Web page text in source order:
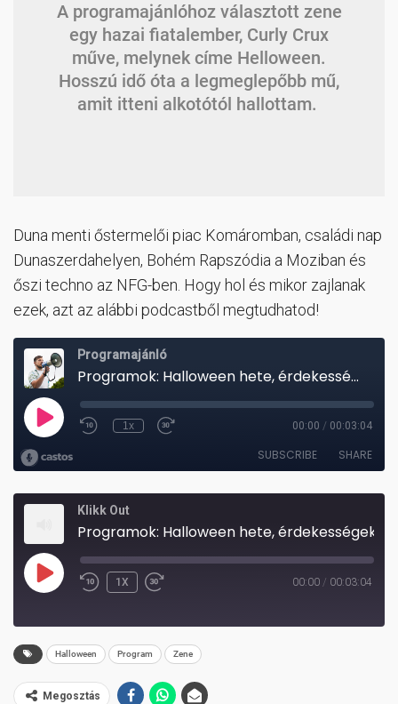
A programajánlóhoz választott zene
egy hazai fiatalember, Curly Crux
műve, melynek címe Helloween.
Hosszú idő óta a legmeglepőbb mű,
amit itteni alkotótól hallottam.
Duna menti őstermelői piac Komáromban, családi nap
Dunaszerdahelyen, Bohém Rapszódia a Moziban és
őszi techno az NFG-ben. Hogy hol és mikor zajlanak
ezek, azt az alábbi podcastből megtudhatod!
Klikk Out
PLAY
REWIND
1X
FAST
SECONDS
00:00 / 00:03:04
Halloween Program Zene
Megosztás